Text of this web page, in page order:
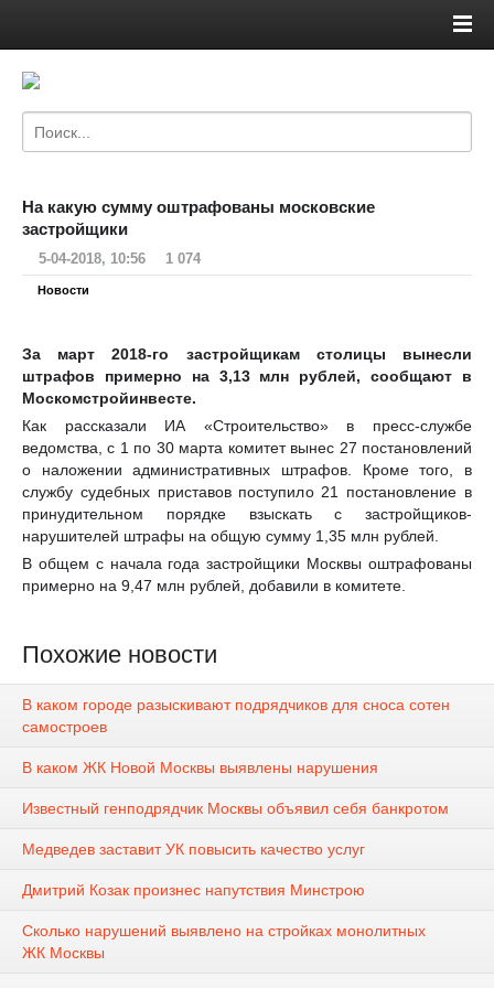
На какую сумму оштрафованы московские
застройщики
5-04-2018, 10:56 1 074
Новости
За март 2018-го застройщикам столицы вынесли
штрафов примерно на 3,13 млн рублей, сообщают в
Москомстройинвесте.
Как рассказали ИА «Строительство» в пресс-службе
ведомства, с 1 по 30 марта комитет вынес 27 постановлений
о наложении административных штрафов. Кроме того, в
службу судебных приставов поступило 21 постановление в
принудительном порядке взыскать с застройщиков-
нарушителей штрафы на общую сумму 1,35 млн рублей.
В общем с начала года застройщики Москвы оштрафованы
примерно на 9,47 млн рублей, добавили в комитете.
Похожие новости
В каком городе разыскивают подрядчиков для сноса сотен
самостроев
В каком ЖК Новой Москвы выявлены нарушения
Известный генподрядчик Москвы объявил себя банкротом
Медведев заставит УК повысить качество услуг
Дмитрий Козак произнес напутствия Минстрою
Сколько нарушений выявлено на стройках монолитных
ЖК Москвы